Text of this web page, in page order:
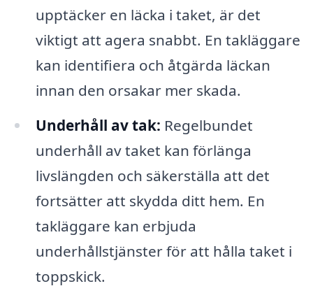
upptäcker en läcka i taket, är det
viktigt att agera snabbt. En takläggare
kan identifiera och åtgärda läckan
innan den orsakar mer skada.
Underhåll av tak: Regelbundet
underhåll av taket kan förlänga
livslängden och säkerställa att det
fortsätter att skydda ditt hem. En
takläggare kan erbjuda
underhållstjänster för att hålla taket i
toppskick.